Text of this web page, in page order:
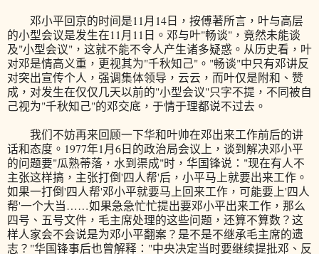
邓小平回京的时间是11月14日，按傅著所言，叶与高层
的小型会议是发生在11月11日。邓与叶"畅谈"，竟然未能谈
及"小型会议"，这就不能不令人产生诸多疑惑。从历史看，叶
对邓是情高义重，更视其为"千秋知己"。"畅谈"中只有邓讲反
对突出宣传个人，强调集体领导，云云，而叶仅是附和、赞
成，对发生在仅仅几天以前的"小型会议"只字不提，不同被自
己视为"千秋知己"的邓交底，于情于理都说不过去。
我们不妨再来回顾一下华和叶帅在邓出来工作前后的讲
话和态度。1977年1月6日的政治局会议上，谈到解决邓小平
的问题要"瓜熟蒂落，水到渠成"时，华国锋说："现在有人不
主张这样搞，主张打倒'四人帮'后，小平马上就要出来工作。
如果一打倒'四人帮'邓小平就要马上回来工作，可能要上'四人
帮'一个大当……如果急急忙忙提出要邓小平出来工作，那么
四号、五号文件，毛主席处理的这些问题，还算不算数？这
样人家会不会说是为邓小平翻案？是不是不继承毛主席的遗
志？"华国锋事后也曾解释："中央决定当时要继续提批邓、反